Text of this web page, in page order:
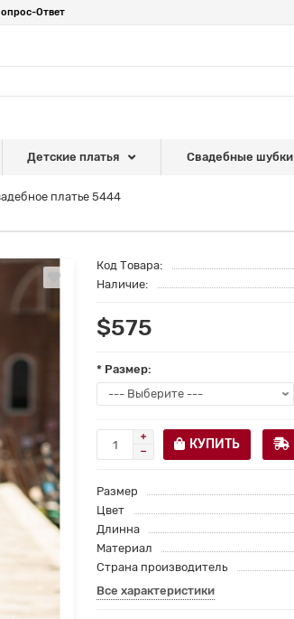
Ответ
Детские платья Свадебные шубки
платье 5444
Код Товара:
Наличие:
$575
* Размер:
КУПИТЬ
Размер
Цвет
Длинна
Материал
Страна производитель
Все характеристики